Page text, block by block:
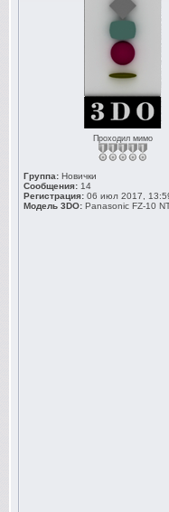
Проходил мимо
Группа: Новички
Сообщения: 14
Регистрация: 06 июл 2017,
Модель 3DO: Panasonic FZ-10